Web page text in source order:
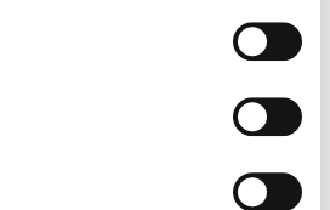
GAD. Han och hans kollegor var
GAD65 från mänskliga celler
antikroppar mot GAD65 hos
diabetes. Professor Lernmark
som är nödvändiga för att